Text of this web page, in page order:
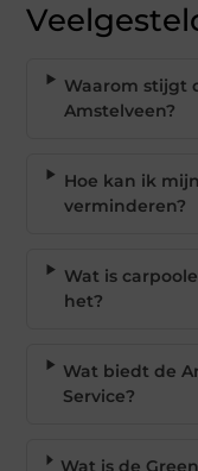
Waarom stijgt
Amstelveen?
Hoe kan ik
verminderen?
Wat is
het?
Wat biedt de
Service?
Wat is de